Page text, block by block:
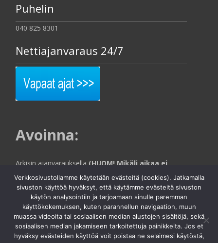
Puhelin
040 825 8301
Nettiajanvaraus 24/7
Avoinna:
Arkisin ajanvarauksella (HUOM! Mikäli aikaa ei
varattuna ja olet tulossa käymään, varmista
aina puhelimitse että toimistohallin puolella
ollaan paikalla).
Copyright © Autofiksaamo Jytypesu Oy | Nanokeraaminen
Verkkosivustollamme käytetään evästeitä (cookies). Jatkamalla
sivuston käyttöä hyväksyt, että käytämme evästeitä sivuston
käytön analysointiin ja tarjoamaan sinulle paremman
käyttökokemuksen, kuten parannellun navigaation, muun
muassa videoita tai sosiaalisen median alustojen sisältöjä, sekä
sosiaalisen median jakamiseen tarkoitettuja painikkeita. Jos et
hyväksy evästeiden käyttöä voit poistaa ne selaimesi käytöstä,